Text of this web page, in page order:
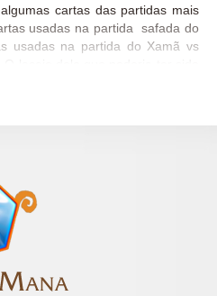
cartas das partidas mais
usadas na partida safada do
usadas na partida do Xamã vs